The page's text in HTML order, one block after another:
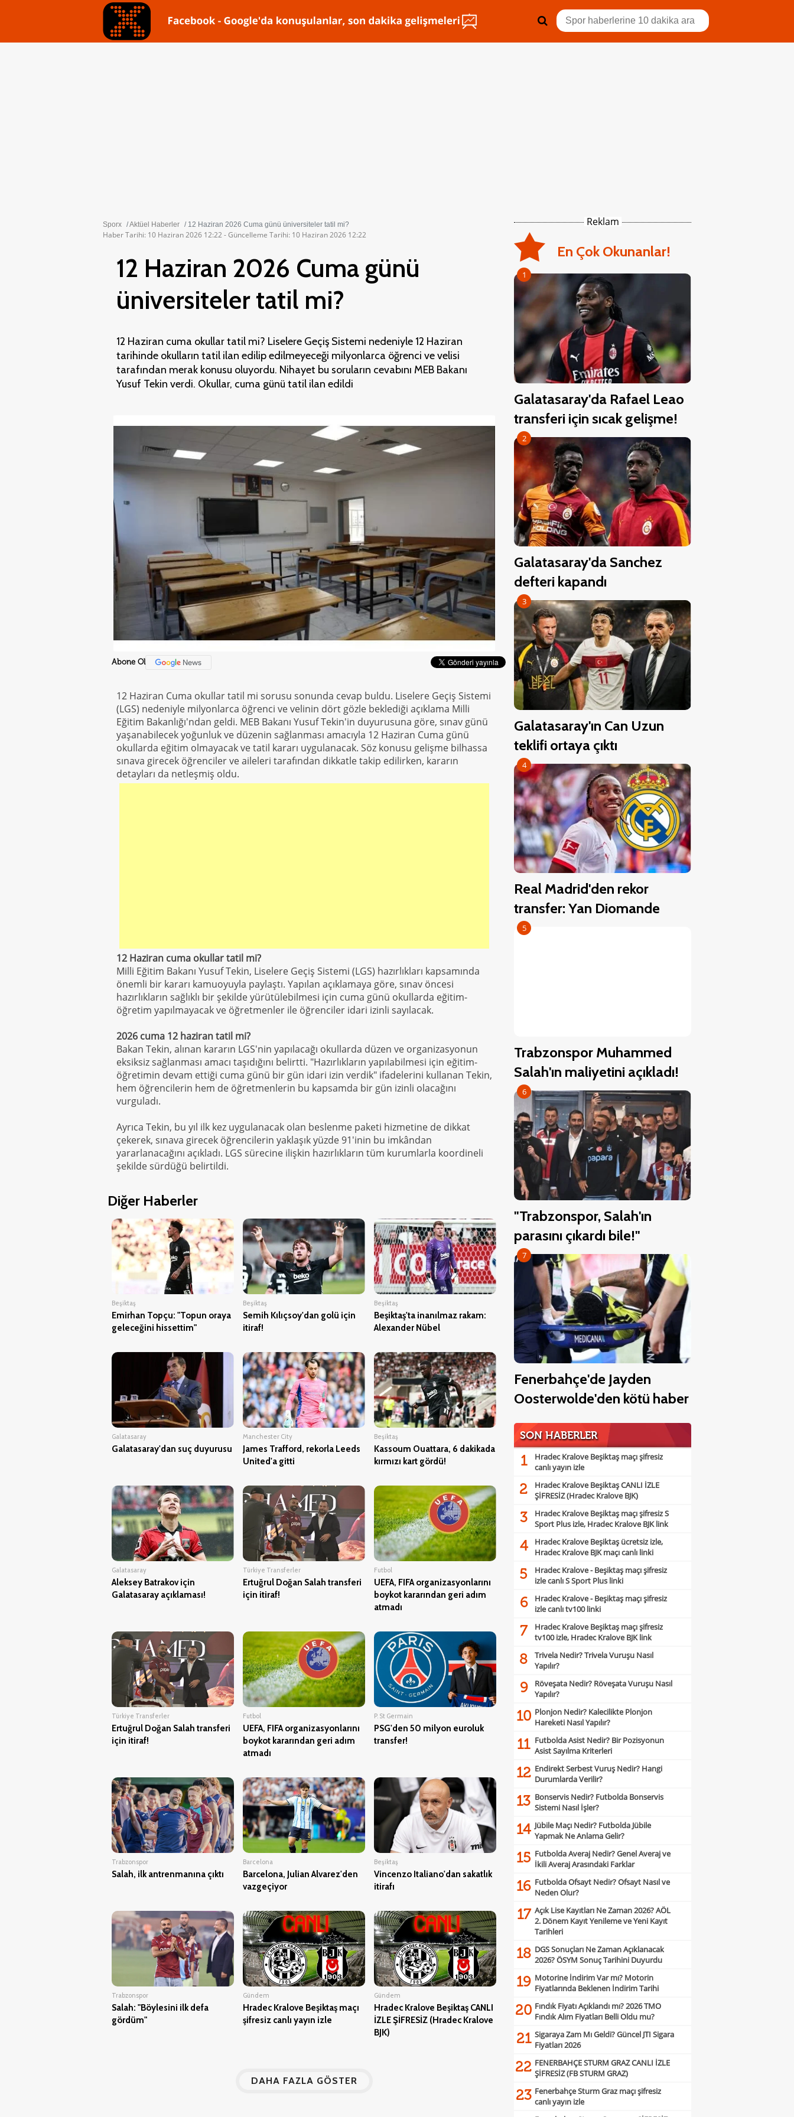
Sporx Aktüel Haberler 12 Haziran 2026 Cuma günü üniversiteler tatil mi?
Haber Tarihi: 10 Haziran 2026 12:22 - Güncelleme Tarihi: 10 Haziran 2026 12:22
12 Haziran 2026 Cuma günü
üniversiteler tatil mi?
12 Haziran cuma okullar tatil mi? Liselere Geçiş Sistemi nedeniyle 12 Haziran
tarihinde okulların tatil ilan edilip edilmeyeceği milyonlarca öğrenci ve velisi
tarafından merak konusu oluyordu. Nihayet bu soruların cevabını MEB Bakanı
Yusuf Tekin verdi. Okullar, cuma günü tatil ilan edildi
Abone Ol
12 Haziran Cuma okullar tatil mi sorusu sonunda cevap buldu. Liselere Geçiş Sistemi
(LGS) nedeniyle milyonlarca öğrenci ve velinin dört gözle beklediği açıklama Milli
Eğitim Bakanlığı'ndan geldi. MEB Bakanı Yusuf Tekin'in duyurusuna göre, sınav günü
yaşanabilecek yoğunluk ve düzenin sağlanması amacıyla 12 Haziran Cuma günü
okullarda eğitim olmayacak ve tatil kararı uygulanacak. Söz konusu gelişme bilhassa
sınava girecek öğrenciler ve aileleri tarafından dikkatle takip edilirken, kararın
detayları da netleşmiş oldu.
12 Haziran cuma okullar tatil mi?
Milli Eğitim Bakanı Yusuf Tekin, Liselere Geçiş Sistemi (LGS) hazırlıkları kapsamında
önemli bir kararı kamuoyuyla paylaştı. Yapılan açıklamaya göre, sınav öncesi
hazırlıkların sağlıklı bir şekilde yürütülebilmesi için cuma günü okullarda eğitim-
öğretim yapılmayacak ve öğretmenler ile öğrenciler idari izinli sayılacak.
2026 cuma 12 haziran tatil mi?
Bakan Tekin, alınan kararın LGS'nin yapılacağı okullarda düzen ve organizasyonun
eksiksiz sağlanması amacı taşıdığını belirtti. "Hazırlıkların yapılabilmesi için eğitim-
öğretimin devam ettiği cuma günü bir gün idari izin verdik" ifadelerini kullanan Tekin,
hem öğrencilerin hem de öğretmenlerin bu kapsamda bir gün izinli olacağını
vurguladı.
Ayrıca Tekin, bu yıl ilk kez uygulanacak olan beslenme paketi hizmetine de dikkat
çekerek, sınava girecek öğrencilerin yaklaşık yüzde 91'inin bu imkândan
yararlanacağını açıkladı. LGS sürecine ilişkin hazırlıkların tüm kurumlarla koordineli
şekilde sürdüğü belirtildi.
Diğer Haberler
Beşiktaş
Emirhan Topçu: "Topun oraya
geleceğini hissettim"
Beşiktaş
Semih Kılıçsoy'dan golü için
itiraf!
Beşiktaş
Beşiktaş'ta inanılmaz rakam:
Alexander Nübel
Galatasaray
Galatasaray'dan suç duyurusu
Manchester City
James Trafford, rekorla Leeds
United'a gitti
Beşiktaş
Kassoum Ouattara, 6 dakikada
kırmızı kart gördü!
Galatasaray
Aleksey Batrakov için
Galatasaray açıklaması!
Türkiye Transferler
Ertuğrul Doğan Salah transferi
için itiraf!
Futbol
UEFA, FIFA organizasyonlarını
boykot kararından geri adım
atmadı
Türkiye Transferler
Ertuğrul Doğan Salah transferi
için itiraf!
Futbol
UEFA, FIFA organizasyonlarını
boykot kararından geri adım
atmadı
P. St Germain
PSG'den 50 milyon euroluk
transfer!
Trabzonspor
Salah, ilk antrenmanına çıktı
Barcelona
Barcelona, Julian Alvarez'den
vazgeçiyor
Beşiktaş
Vincenzo Italiano'dan sakatlık
itirafı
Trabzonspor
Salah: "Böylesini ilk defa
gördüm"
Gündem
Hradec Kralove Beşiktaş maçı
şifresiz canlı yayın izle
Gündem
Hradec Kralove Beşiktaş CANLI
İZLE ŞİFRESİZ (Hradec Kralove
BJK)
DAHA FAZLA GÖSTER
Reklam
En Çok Okunanlar!
1
Galatasaray'da Rafael Leao
transferi için sıcak gelişme!
2
Galatasaray'da Sanchez
defteri kapandı
3
Galatasaray'ın Can Uzun
teklifi ortaya çıktı
4
Real Madrid'den rekor
transfer: Yan Diomande
5
Trabzonspor Muhammed
Salah'ın maliyetini açıkladı!
6
"Trabzonspor, Salah'ın
parasını çıkardı bile!"
7
Fenerbahçe'de Jayden
Oosterwolde'den kötü haber
SON HABERLER
1
Hradec Kralove Beşiktaş maçı şifresiz
canlı yayın izle
2
Hradec Kralove Beşiktaş CANLI İZLE
ŞİFRESİZ (Hradec Kralove BJK)
3
Hradec Kralove Beşiktaş maçı şifresiz S
Sport Plus izle, Hradec Kralove BJK link
4
Hradec Kralove Beşiktaş ücretsiz izle,
Hradec Kralove BJK maçı canlı linki
5
Hradec Kralove - Beşiktaş maçı şifresiz
izle canlı S Sport Plus linki
6
Hradec Kralove - Beşiktaş maçı şifresiz
izle canlı tv100 linki
7
Hradec Kralove Beşiktaş maçı şifresiz
tv100 izle, Hradec Kralove BJK link
8
Trivela Nedir? Trivela Vuruşu Nasıl
Yapılır?
9
Röveşata Nedir? Röveşata Vuruşu Nasıl
Yapılır?
10 Plonjon Nedir? Kalecilikte Plonjon
Hareketi Nasıl Yapılır?
11 Futbolda Asist Nedir? Bir Pozisyonun
Asist Sayılma Kriterleri
12 Endirekt Serbest Vuruş Nedir? Hangi
Durumlarda Verilir?
13 Bonservis Nedir? Futbolda Bonservis
Sistemi Nasıl İşler?
14 Jübile Maçı Nedir? Futbolda Jübile
Yapmak Ne Anlama Gelir?
15 Futbolda Averaj Nedir? Genel Averaj ve
İkili Averaj Arasındaki Farklar
16 Futbolda Ofsayt Nedir? Ofsayt Nasıl ve
Neden Olur?
17 Açık Lise Kayıtları Ne Zaman 2026? AÖL
2. Dönem Kayıt Yenileme ve Yeni Kayıt
Tarihleri
18 DGS Sonuçları Ne Zaman Açıklanacak
2026? ÖSYM Sonuç Tarihini Duyurdu
19 Motorine İndirim Var mı? Motorin
Fiyatlarında Beklenen İndirim Tarihi
20 Fındık Fiyatı Açıklandı mı? 2026 TMO
Fındık Alım Fiyatları Belli Oldu mu?
21 Sigaraya Zam Mı Geldi? Güncel JTI Sigara
Fiyatları 2026
22 FENERBAHÇE STURM GRAZ CANLI İZLE
ŞİFRESİZ (FB STURM GRAZ)
23 Fenerbahçe Sturm Graz maçı şifresiz
canlı yayın izle